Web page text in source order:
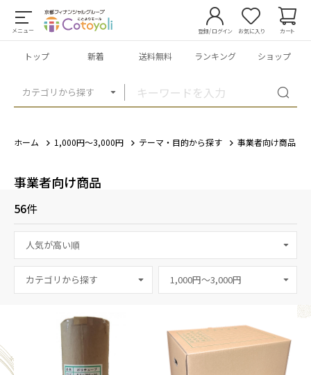
メニュー
カテゴリから探す
登録/ログイン お気に入り カート
トップ 新着 送料無料 ランキング ショップ
ホーム 1,000円～3,000円 テーマ・目的から探す 事業者向け商品
事業者向け商品
56件
カテゴリから探す